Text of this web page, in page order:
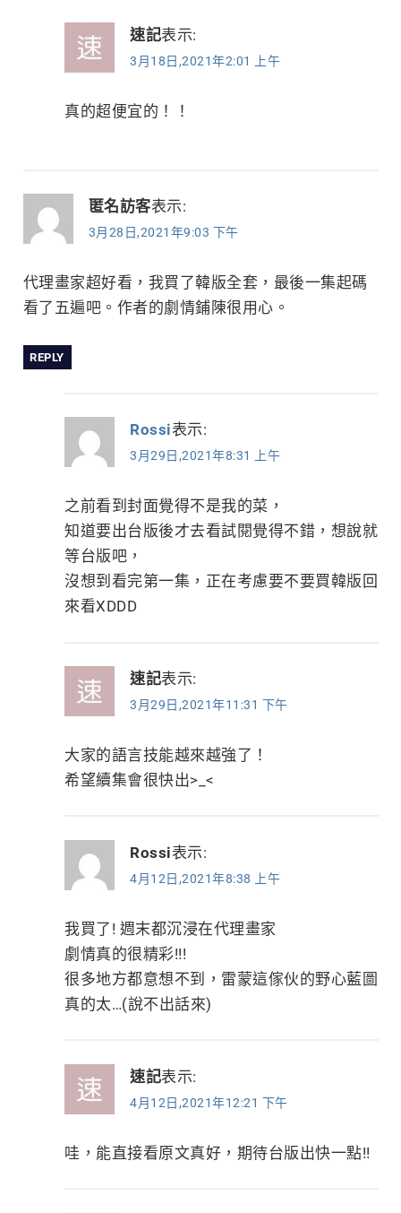
速記表示:
3月18日,2021年2:01 上午
真的超便宜的！！
匿名訪客表示:
3月28日,2021年9:03 下午
代理畫家超好看，我買了韓版全套，最後一集起碼
看了五遍吧。作者的劇情鋪陳很用心。
REPLY
Rossi表示:
3月29日,2021年8:31 上午
之前看到封面覺得不是我的菜，
知道要出台版後才去看試閱覺得不錯，想說就
等台版吧，
沒想到看完第一集，正在考慮要不要買韓版回
來看XDDD
速記表示:
3月29日,2021年11:31 下午
大家的語言技能越來越強了！
希望續集會很快出>_<
Rossi表示:
4月12日,2021年8:38 上午
我買了! 週末都沉浸在代理畫家
劇情真的很精彩!!!
很多地方都意想不到，雷蒙這傢伙的野心藍圖
真的太…(說不出話來)
速記表示:
4月12日,2021年12:21 下午
哇，能直接看原文真好，期待台版出快一點!!